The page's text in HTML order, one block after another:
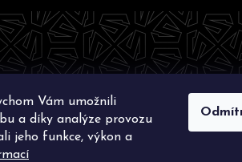
Vám umožnili
a díky analýze provozu
jeho funkce, výkon a